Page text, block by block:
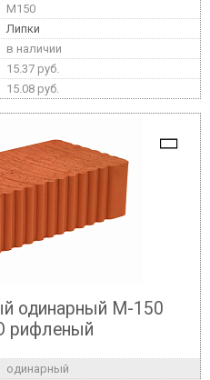
M150
Липки
в наличии
15.37 руб.
15.08 руб.
одинарный М-150
одинарный